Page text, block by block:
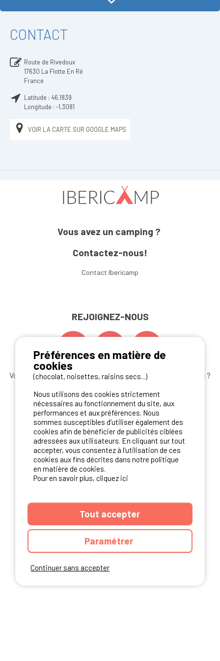
CONTACT
Route de Rivedoux
17630 La Flotte En Ré
France
Latitude : 46,1839
Longitude : -1,3081
VOIR LA CARTE SUR GOOGLE MAPS
Vous avez un camping ?
Contactez-nous!
Contact Ibericamp
REJOIGNEZ-NOUS
Vous souhaitez bénéficier desmeilleures offres camping ?
S'ABONNER
NOS PARTENAIRES
Continuer sans accepter
Préférences en matière de
cookies
(chocolat, noisettes, raisins secs...)
Nous utilisons des cookies strictement
nécessaires au fonctionnement du site, aux
performances et aux préférences. Nous
sommes susceptibles d’utiliser également des
cookies afin de bénéficier de publicités ciblées
adressées aux utilisateurs. En cliquant sur tout
accepter, vous consentez à l'utilisation de ces
cookies aux fins décrites dans notre politique
en matière de cookies.
Pour en savoir plus, cliquez ici
Tout accepter
Paramétrer